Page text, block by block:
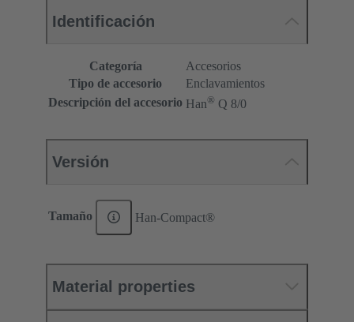
Identificación
Categoría
Accesorios
Tipo de accesorio
Enclavamientos
Descripción del accesorio Han® Q 8/0
Versión
Tamaño Han-Compact®
Material properties